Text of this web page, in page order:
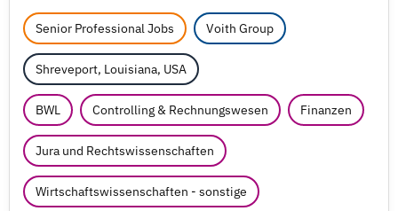
Senior Professional Jobs Voith Group
Shreveport, Louisiana, USA
BWL Controlling & Rechnungswesen Finanzen
Jura und Rechtswissenschaften
Wirtschaftswissenschaften - sonstige